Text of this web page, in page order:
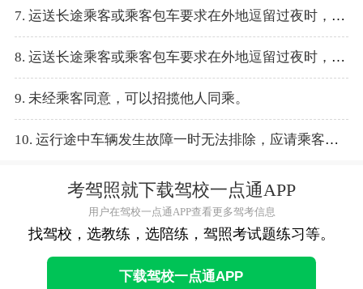
7. 运送长途乘客或乘客包车要求在外地逗留过夜时，从业人员须报企业及向有关部门登记目的地、途经路线及乘客身份等。
8. 运送长途乘客或乘客包车要求在外地逗留过夜时，从业人员无需报备。
9. 未经乘客同意，可以招揽他人同乘。
10. 运行途中车辆发生故障一时无法排除，应请乘客改乘其他车辆。
考驾照就下载驾校一点通APP
用户在驾校一点通APP查看更多驾考信息
找驾校，选教练，选陪练，驾照考试题练习等。
下载驾校一点通APP